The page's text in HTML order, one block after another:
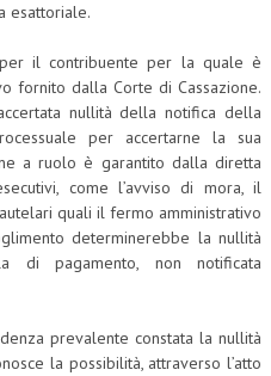
esattoriale.
il contribuente per la quale è
fornito dalla Corte di Cassazione.
nullità della notifica della
per accertarne la sua
a ruolo è garantito dalla diretta
come l’avviso di mora, il
quali il fermo amministrativo
determinerebbe la nullità
di pagamento, non notificata
prevalente constata la nullità
la possibilità, attraverso l’atto